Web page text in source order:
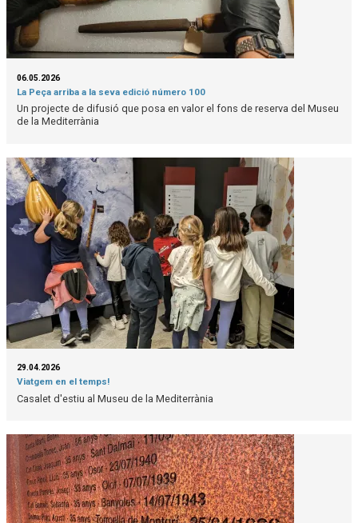
06.05.2026
La Peça arriba a la seva edició número 100
Un projecte de difusió que posa en valor el fons de reserva del Museu
de la Mediterrània
29.04.2026
Viatgem en el temps!
Casalet d'estiu al Museu de la Mediterrània